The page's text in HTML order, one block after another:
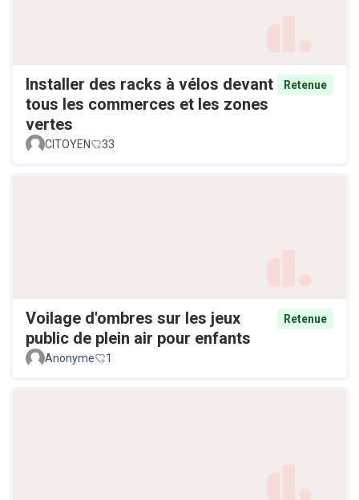
Installer des racks à vélos devant
tous les commerces et les zones
vertes
Retenue
CITOYEN 33
Voilage d'ombres sur les jeux
public de plein air pour enfants
Retenue
Anonyme 1